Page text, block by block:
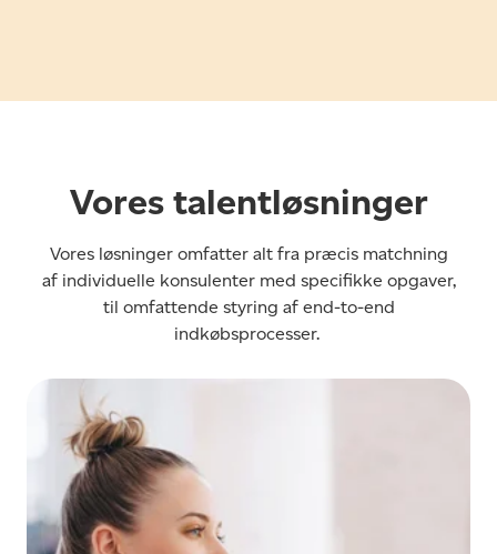
Vores talentløsninger
Vores løsninger omfatter alt fra præcis matchning
af individuelle konsulenter med specifikke opgaver,
til omfattende styring af end-to-end
indkøbsprocesser.